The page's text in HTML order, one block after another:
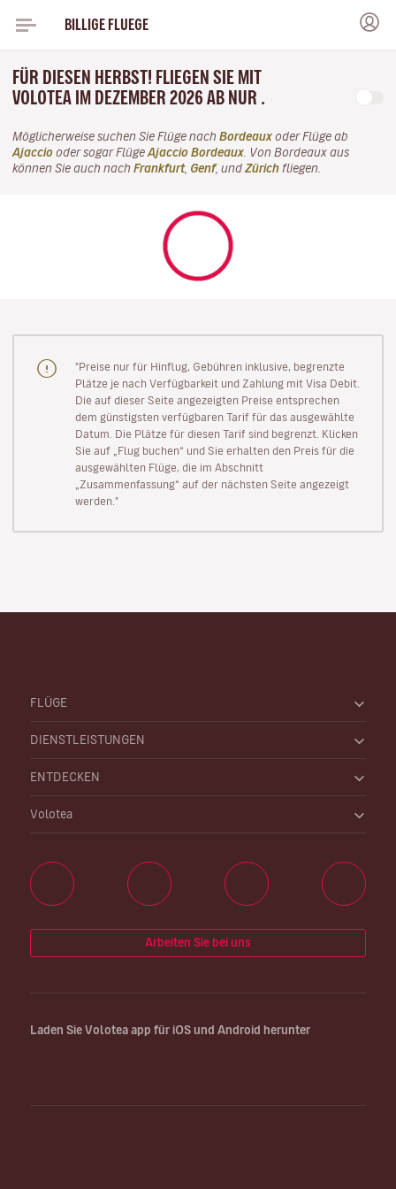
BILLIGE FLUEGE
FÜR DIESEN HERBST! FLIEGEN SIE MIT
VOLOTEA IM DEZEMBER 2026 AB NUR .
Möglicherweise suchen Sie Flüge nach Bordeaux oder Flüge ab
Ajaccio oder sogar Flüge Ajaccio Bordeaux . Von Bordeaux aus
können Sie auch nach Frankfurt, Genf, und Zürich fliegen.
"Preise nur für Hinflug, Gebühren inklusive, begrenzte
Plätze je nach Verfügbarkeit und Zahlung mit Visa Debit.
Die auf dieser Seite angezeigten Preise entsprechen
dem günstigsten verfügbaren Tarif für das ausgewählte
Datum. Die Plätze für diesen Tarif sind begrenzt. Klicken
Sie auf „Flug buchen“ und Sie erhalten den Preis für die
ausgewählten Flüge, die im Abschnitt
„Zusammenfassung“ auf der nächsten Seite angezeigt
werden."
FLÜGE
DIENSTLEISTUNGEN
ENTDECKEN
Volotea
Arbeiten Sie bei uns
Laden Sie Volotea app für iOS und Android herunter